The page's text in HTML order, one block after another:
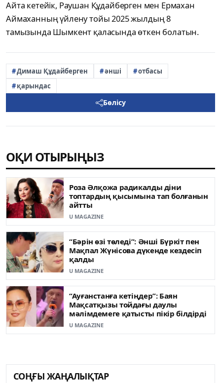
Айта кетейік, Раушан Құдайберген мен Ермахан
Аймаханның үйлену тойы 2025 жылдың 8
тамызында Шымкент қаласында өткен болатын.
Димаш Құдайберген әнші
отбасы
қарындас
Бөлісу
ОҚИ ОТЫРЫҢЫЗ
Роза Әлқожа радикалды діни
топтардың қысымына тап болғанын
айтты
U MAGAZINE
“Бәрін өзі төледі”: Әнші Бүркіт пен
Мақпал Жүнісова дүкенде кездесіп
қалды
U MAGAZINE
“Ауғанстанға кетіңдер”: Баян
Мақсатқызы тойдағы даулы
мәлімдемеге қатысты пікір білдірді
U MAGAZINE
СОҢҒЫ ЖАҢАЛЫҚТАР